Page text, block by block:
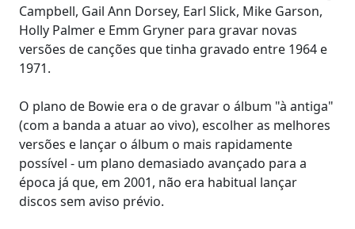
Campbell, Gail Ann Dorsey, Earl Slick, Mike Garson,
Holly Palmer e Emm Gryner para gravar novas
versões de canções que tinha gravado entre 1964 e
1971.
O plano de Bowie era o de gravar o álbum "à antiga"
(com a banda a atuar ao vivo), escolher as melhores
versões e lançar o álbum o mais rapidamente
possível - um plano demasiado avançado para a
época já que, em 2001, não era habitual lançar
discos sem aviso prévio.